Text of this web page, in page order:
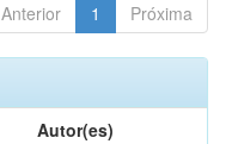
Anterior 1 Próxima
Autor(es)